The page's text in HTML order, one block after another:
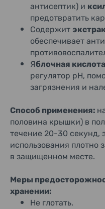
антисептик) и
предотвратить
Содержит
обеспечивает
Яблочная кислота
регулятор pH,
загрязнения и
Способ применения:
половина крышки) в
течение 20-30 секунд,
использования плотно
в защищенном месте.
Меры
хранении:
Не глотать.